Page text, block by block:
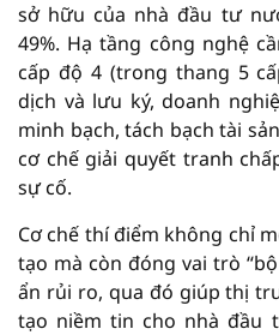
sở hữu của nhà đầu tư
49%. Hạ tầng công nghệ
cấp độ 4 (trong thang 5
dịch và lưu ký, doanh
minh bạch, tách bạch tài
cơ chế giải quyết tranh
sự cố.
Cơ chế thí điểm không chỉ
tạo mà còn đóng vai trò
ẩn rủi ro, qua đó giúp thị
tạo niềm tin cho nhà đầu